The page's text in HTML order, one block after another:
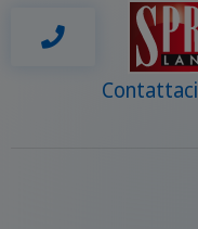
Contattaci